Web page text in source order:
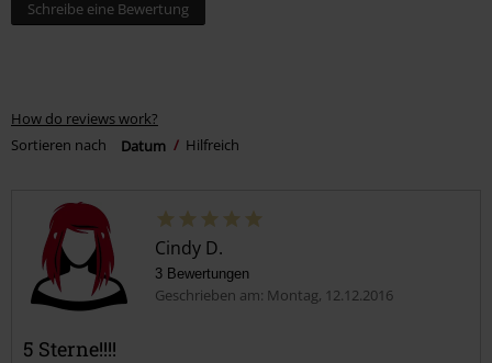
Schreibe eine Bewertung
How do reviews work?
Sortieren nach
Datum Hilfreich
Cindy D.
3 Bewertungen
Geschrieben am: Montag, 12.12.2016
5 Sterne!!!!